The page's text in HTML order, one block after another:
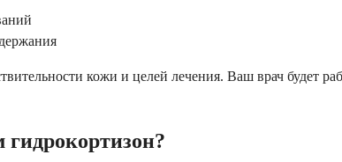
кожи и целей лечения. Ваш врач будет
гидрокортизон?